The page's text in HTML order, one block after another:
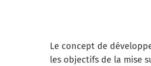
Le concept de
les objectifs de la mise